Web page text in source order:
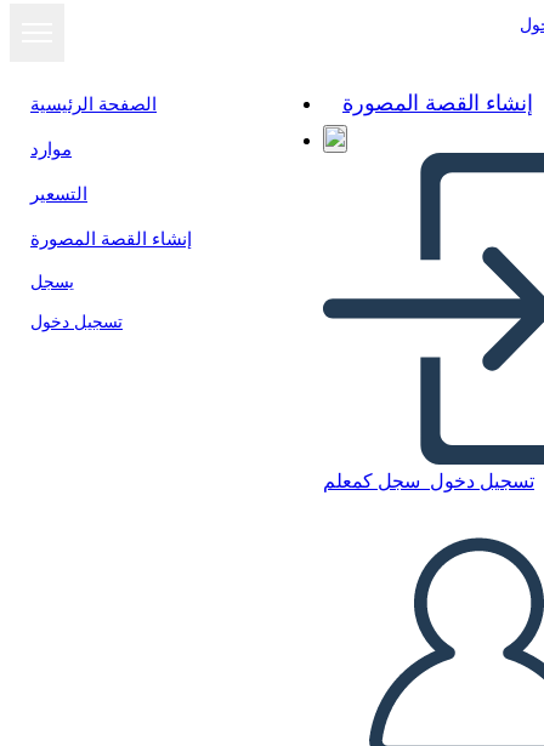
الصفحة الرئيسية
موارد
التسعير
إنشاء القصة المصورة
يسجل
تسجيل دخول
إنشاء القصة المصورة
تسجيل دخول سجل كمعلم
Mesopotamia Vocabolario